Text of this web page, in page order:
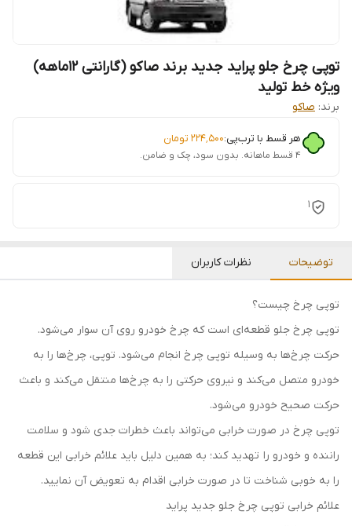
توپی چرخ جلو پراید جدید برند صاکو (گارانتی 12ماهه)
ویژه خط تولید
برند: صاکو
هر قسط با ترب‌پی:۲۲۴٬۵۰۰ تومان
۴ قسط ماهانه. بدون سود، چک و ضامن.
1
توضیحات نظرات کاربران
توپی چرخ چیست؟
توپی چرخ جلو قطعه‌ای است که چرخ خودرو روی آن سوار می‌شود.
حرکت چرخ‌ها به وسیله توپی چرخ انجام می‌شود. توپی، چرخ‌ها را به
خودرو متصل می‌کند و نیروی حرکتی را به چرخ‌ها منتقل می‌کند و باعث
حرکت صحیح خودرو می‌شود.
توپی چرخ در صورت خرابی می‌تواند باعث خطرات جدی شود و سلامت
راننده و خودرو را تهدید ‌کند؛ به همین دلیل باید علائم خرابی این قطعه
را به خوبی شناخت تا در صورت خرابی اقدام به تعویض آن نمایید.
علائم خرابی توپی چرخ جلو جدید پراید